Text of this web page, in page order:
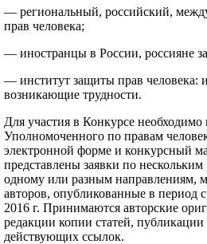
— региональный, российский,
прав человека;
— иностранцы в России, россияне
— институт защиты прав человека:
возникающие трудности.
Для участия в Конкурсе необходимо
Уполномоченного по правам
электронной форме и конкурсный
представлены заявки по
одному или разным направлениям,
авторов, опубликованные в период
2016 г. Принимаются авторские
редакции копии статей, публикации
действующих ссылок.